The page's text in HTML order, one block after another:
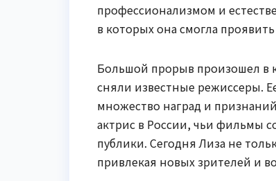
профессионализмом и
в которых она смогла
Большой прорыв произошел в
сняли известные режиссеры.
множество наград и
актрис в России, чьи фильмы
публики. Сегодня Лиза не
привлекая новых зрителей и